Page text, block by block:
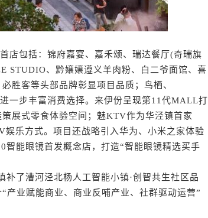
包括：锦府嘉宴、嘉禾颂、瑞达餐厅(奇瑞旗
STUDIO、黔嬢嬢遵义羊肉粉、白二爷面馆、喜
胜客等头部品牌彰显项目品质；鸟栖、
一步丰富消费选择。来伊份呈现第11代MALL打
展式零食体验空间；魅KTV作为华泾镇首家
乐方式。项目还战略引入华为、小米之家体验
智能眼镜首发概念店，打造“智能眼镜精选买手
了漕河泾北杨人工智能小镇·创智共生社区品
产业赋能商业、商业反哺产业、社群驱动运营”